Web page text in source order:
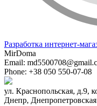
Разработка интернет-
MirDoma
Email:
Phone: +38 050 550-07-08
ул. Краснопольская, д.9,
Днепр, Днепропетровская